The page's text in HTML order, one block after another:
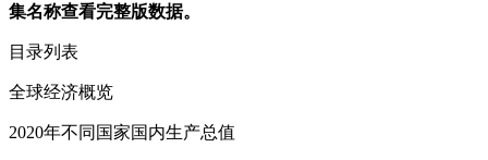
集名称查看完整版数据。
目录列表
全球经济概览
2020年不同国家国内生产总值